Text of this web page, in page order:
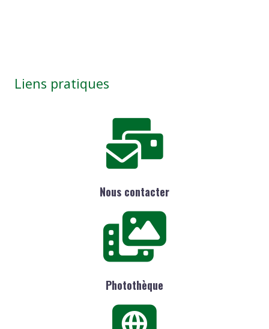
Liens pratiques
Nous contacter
Photothèque